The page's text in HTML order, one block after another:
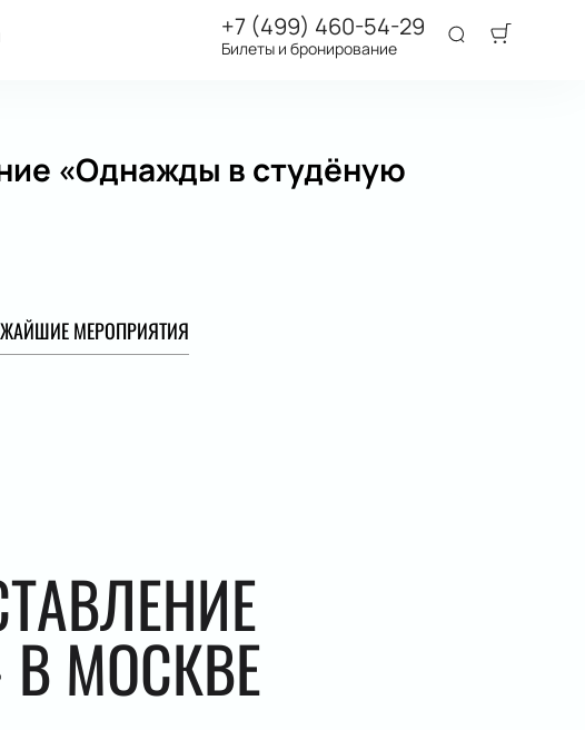
+7 (499) 460-54-29
Билеты и бронирование
«Однажды в студёную
МЕРОПРИЯТИЯ
МОСКВЕ